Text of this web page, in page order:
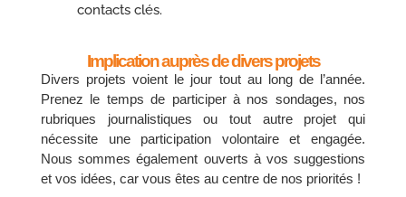
contacts clés.
Implication auprès de divers projets
Divers projets voient le jour tout au long de l’année.
Prenez le temps de participer à nos sondages, nos
rubriques journalistiques ou tout autre projet qui
nécessite une participation volontaire et engagée.
Nous sommes également ouverts à vos suggestions
et vos idées, car vous êtes au centre de nos priorités !